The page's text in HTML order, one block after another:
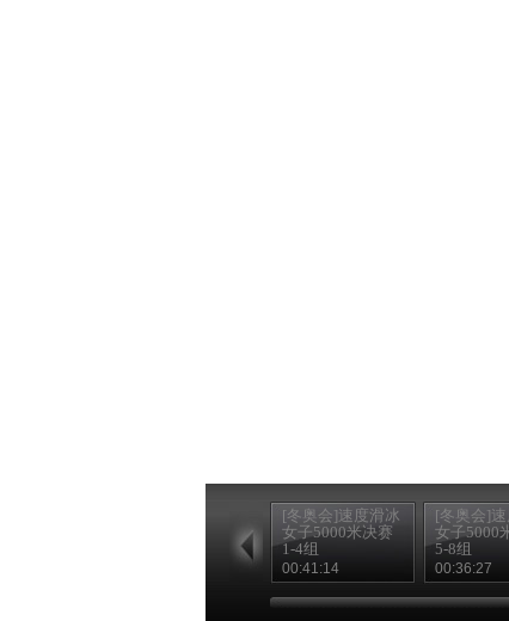
[冬奥会]速度滑冰
女子5000米决赛
1-4组
00:41:14
[冬奥会]
女子5000
5-8组
00:36:27